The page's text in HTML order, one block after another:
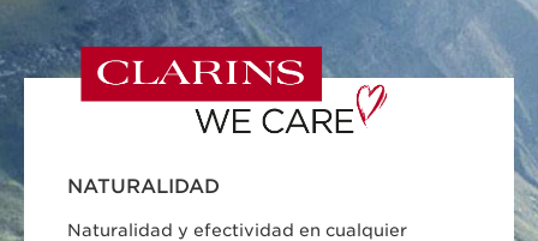
NATURALIDAD
Naturalidad y efectividad en cualquier